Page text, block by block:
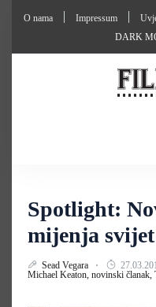
O nama Impressum
DARK
Spotlight:
mijenja svijet
Sead Vegara
Michael Keaton, novinski članak,